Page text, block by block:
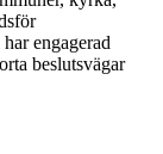
engagerad
beslutsvägar